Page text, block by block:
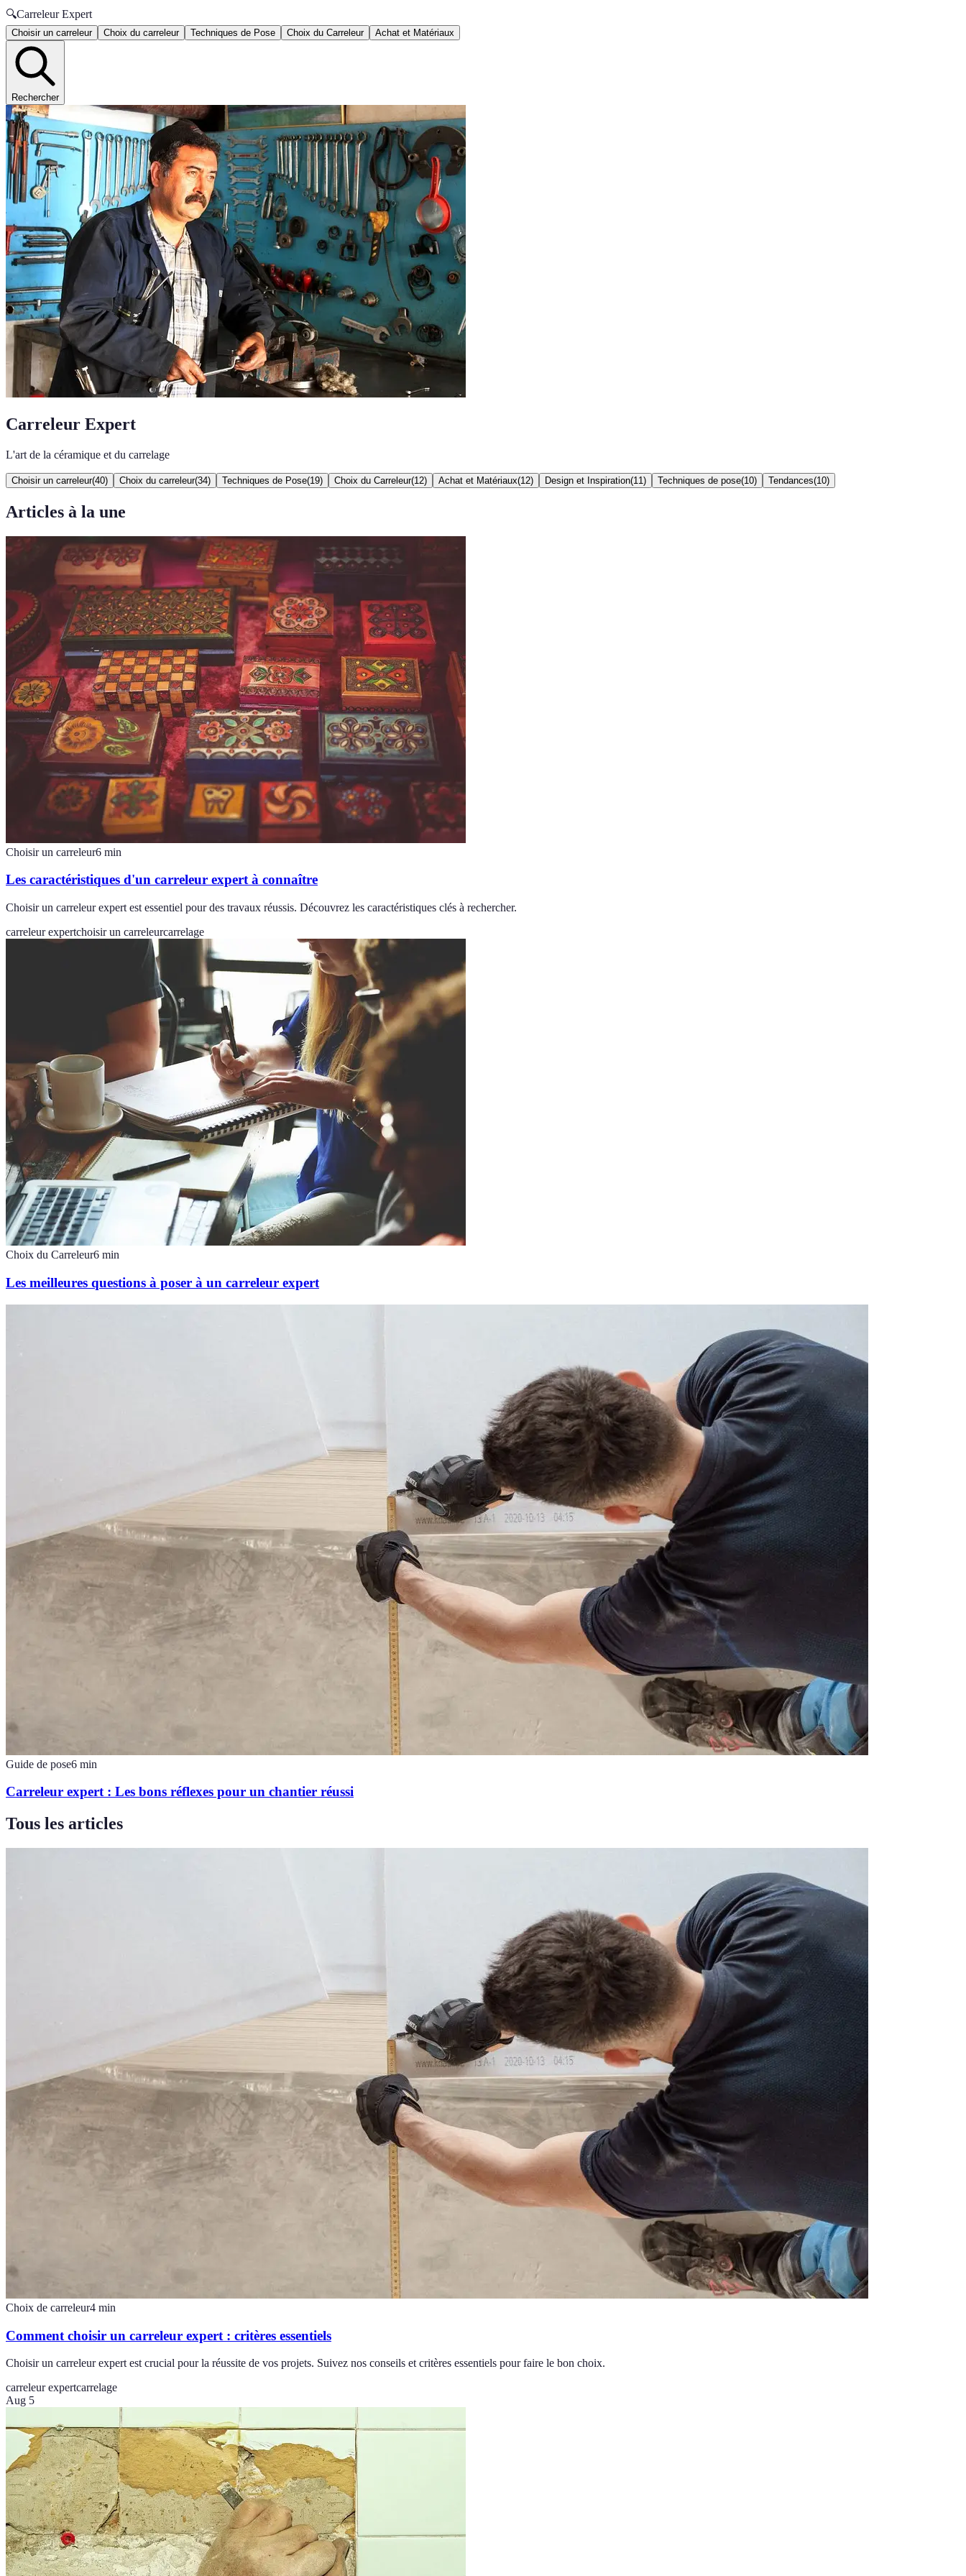
🔍Carreleur Expert
Choisir un carreleur Choix du carreleur Techniques de Pose Choix du Carreleur Achat et Matériaux
Rechercher
Carreleur Expert
L'art de la céramique et du carrelage
Choisir un carreleur(40) Choix du carreleur(34) Techniques de Pose(19) Choix du Carreleur(12) Achat et Matériaux(12) Design et Inspiration(11 ) Techniques de pose(10) Tendances(10)
Articles à la une
Choisir un carreleur6 min
Les caractéristiques d'un carreleur expert à connaître
Choisir un carreleur expert est essentiel pour des travaux réussis. Découvrez les caractéristiques clés à rechercher.
carreleur expertchoisir un carreleurcarrelage
Choix du Carreleur6 min
Les meilleures questions à poser à un carreleur expert
Guide de pose6 min
Carreleur expert : Les bons réflexes pour un chantier réussi
Tous les articles
Choix de carreleur4 min
Comment choisir un carreleur expert : critères essentiels
Choisir un carreleur expert est crucial pour la réussite de vos projets. Suivez nos conseils et critères essentiels pour faire le bon choix.
carreleur expertcarrelage
Aug 5